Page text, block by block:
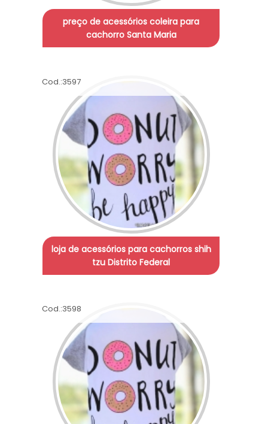
preço de acessórios coleira para
cachorro Santa Maria
Cod.:3597
loja de acessórios para cachorros shih
tzu Distrito Federal
Cod.:3598